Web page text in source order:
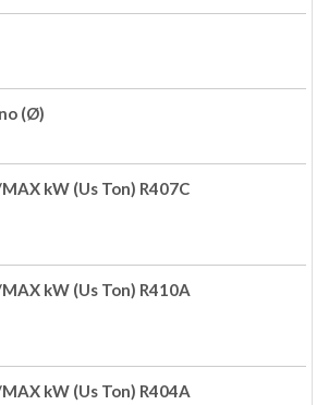
(Ø)
kW (Us Ton) R407C
kW (Us Ton) R410A
kW (Us Ton) R404A